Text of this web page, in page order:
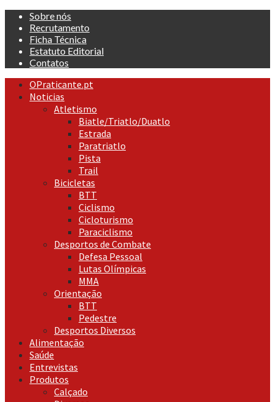
Skip
content
Sobre nós
Recrutamento
Ficha Técnica
Estatuto Editorial
Contatos
Primary
Menu
OPraticante.pt
Noticias
Atletismo
Biatle/Triatlo/Duatlo
Estrada
Paratriatlo
Pista
Trail
Bicicletas
BTT
Ciclismo
Cicloturismo
Paraciclismo
Desportos de Combate
Defesa Pessoal
Lutas Olímpicas
MMA
Orientação
BTT
Pedestre
Desportos Diversos
Alimentação
Saúde
Entrevistas
Produtos
Calçado